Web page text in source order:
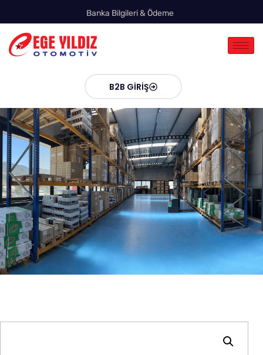
Banka Bilgileri & Ödeme
B2B GIRIŞ